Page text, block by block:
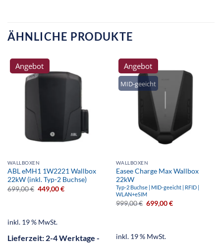
ÄHNLICHE PRODUKTE
Angebot
WALLBOXEN
ABL eMH1 1W2221 Wallbox
22kW (inkl. Typ-2 Buchse)
699,00€ 449,00€
inkl. 19 % MwSt.
Lieferzeit: 2-4 Werktage -
MID-geeicht
Angebot
WALLBOXEN
Easee Charge Max Wallbox
22kW
Typ-2 Buchse | MID-geeicht | RFID |
WLAN+eSIM
999,00€ 699,00€
inkl. 19 % MwSt.